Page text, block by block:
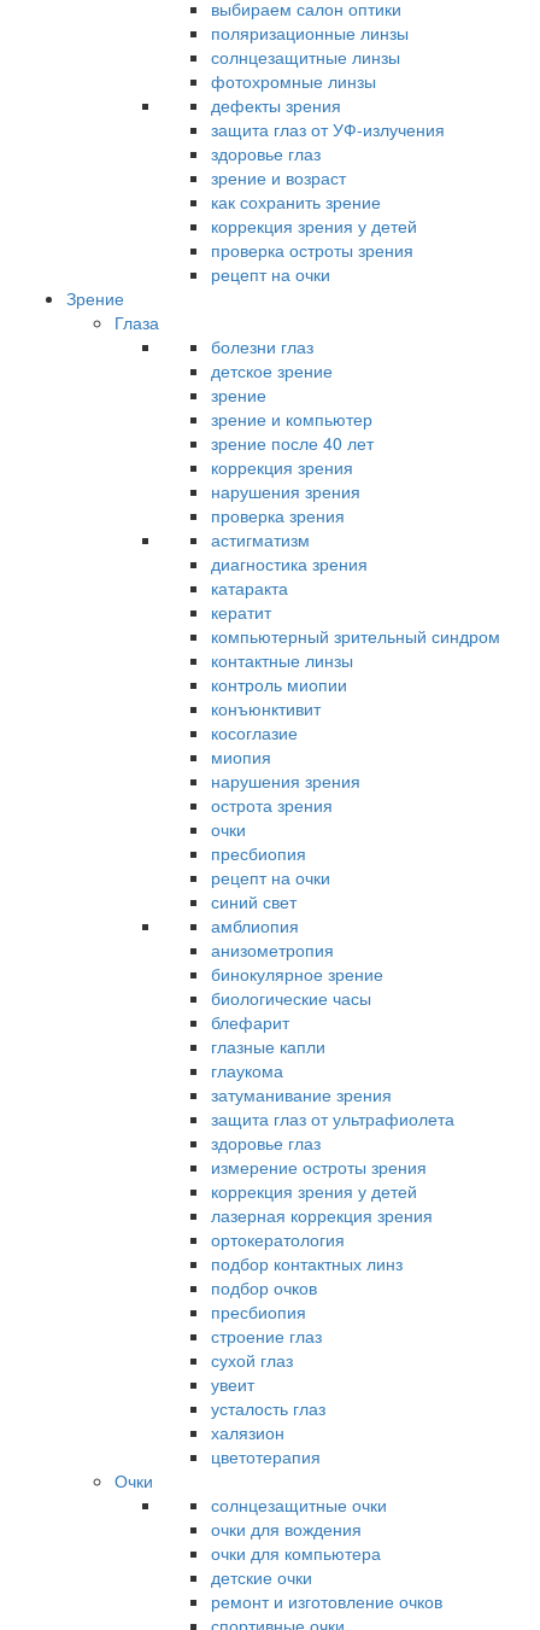
выбираем салон оптики
поляризационные линзы
солнцезащитные линзы
фотохромные линзы
дефекты зрения
защита глаз от УФ-излучения
здоровье глаз
зрение и возраст
как сохранить зрение
коррекция зрения у детей
проверка остроты зрения
рецепт на очки
Зрение
Глаза
болезни глаз
детское зрение
зрение
зрение и компьютер
зрение после 40 лет
коррекция зрения
нарушения зрения
проверка зрения
астигматизм
диагностика зрения
катаракта
кератит
компьютерный зрительный синдром
контактные линзы
контроль миопии
конъюнктивит
косоглазие
миопия
нарушения зрения
острота зрения
очки
пресбиопия
рецепт на очки
синий свет
амблиопия
анизометропия
бинокулярное зрение
биологические часы
блефарит
глазные капли
глаукома
затуманивание зрения
защита глаз от ультрафиолета
здоровье глаз
измерение остроты зрения
коррекция зрения у детей
лазерная коррекция зрения
ортокератология
подбор контактных линз
подбор очков
пресбиопия
строение глаз
сухой глаз
увеит
усталость глаз
халязион
цветотерапия
Очки
солнцезащитные очки
очки для вождения
очки для компьютера
детские очки
ремонт и изготовление очков